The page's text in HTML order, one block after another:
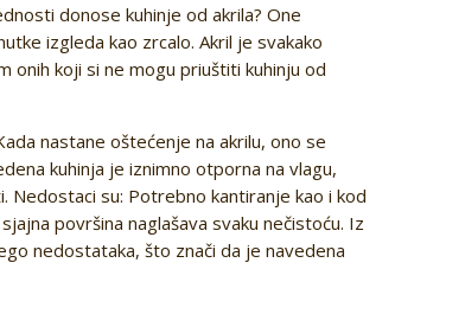
donose kuhinje od akrila? One
izgleda kao zrcalo. Akril je svakako
onih koji si ne mogu priuštiti kuhinju od
nastane oštećenje na akrilu, ono se
kuhinja je iznimno otporna na vlagu,
su: Potrebno kantiranje kao i kod
površina naglašava svaku nečistoću. Iz
nedostataka, što znači da je navedena